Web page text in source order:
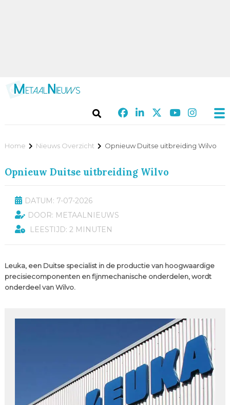
Home Nieuws Overzicht Opnieuw Duitse uitbreiding Wilvo
Opnieuw Duitse uitbreiding Wilvo
DATUM: 7-07-2026
DOOR: METAALNIEUWS
LEESTIJD: 2 MINUTEN
Leuka, een Duitse specialist in de productie van hoogwaardige
precisiecomponenten en fijnmechanische onderdelen, wordt
onderdeel van Wilvo.